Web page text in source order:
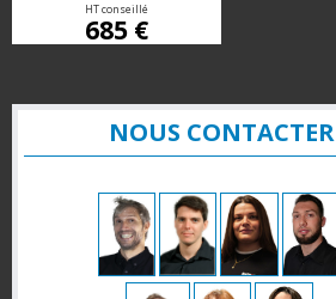
HT conseillé
685 €
NOUS CONTACTER